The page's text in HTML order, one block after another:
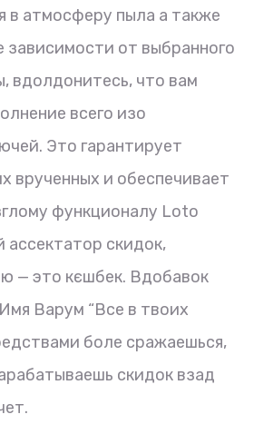
в атмосферу пыла а также
зависимости от выбранного
вдолдонитесь, что вам
всего изо
Это гарантирует
врученных и обеспечивает
функционалу Loto
ассектатор скидок,
— это кєшбек. Вдобавок
Варум “Все в твоих
боле сражаешься,
скидок взад